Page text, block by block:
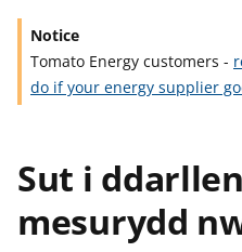
Notice
Tomato Energy customers -
do if your energy supplier
Sut i
mesurydd